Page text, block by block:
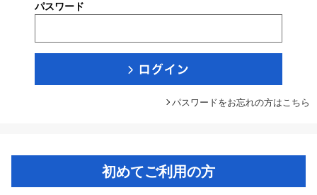
パスワード
パスワードをお忘れの方はこちら
初めてご利用の方